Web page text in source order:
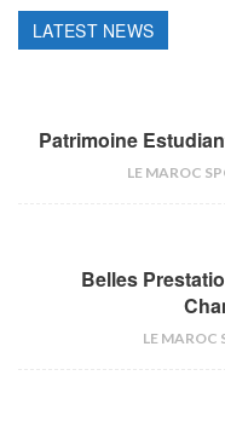
LATEST NEWS
Patrimoine
Belles